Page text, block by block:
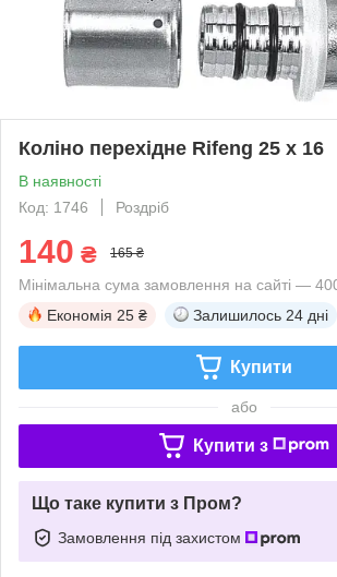
Коліно перехідне Rifeng 25 х 16
В наявності
Код: 1746
Роздріб
140 ₴ 165 ₴
Мінімальна сума замовлення на сайті —
Економія 25 ₴ Залишилось 24 дні
Купити
або
Купити з
Що таке купити з Пром?
Замовлення під захистом